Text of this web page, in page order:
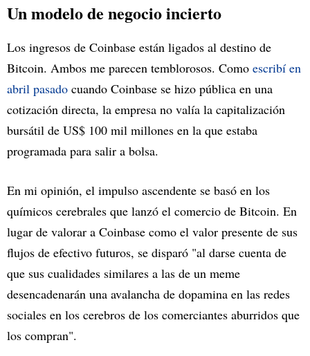
Un modelo de negocio incierto
Los ingresos de Coinbase están ligados al destino de
Bitcoin. Ambos me parecen temblorosos. Como escribí en
abril pasado cuando Coinbase se hizo pública en una
cotización directa, la empresa no valía la capitalización
bursátil de US$ 100 mil millones en la que estaba
programada para salir a bolsa.
En mi opinión, el impulso ascendente se basó en los
químicos cerebrales que lanzó el comercio de Bitcoin. En
lugar de valorar a Coinbase como el valor presente de sus
flujos de efectivo futuros, se disparó "al darse cuenta de
que sus cualidades similares a las de un meme
desencadenarán una avalancha de dopamina en las redes
sociales en los cerebros de los comerciantes aburridos que
los compran".